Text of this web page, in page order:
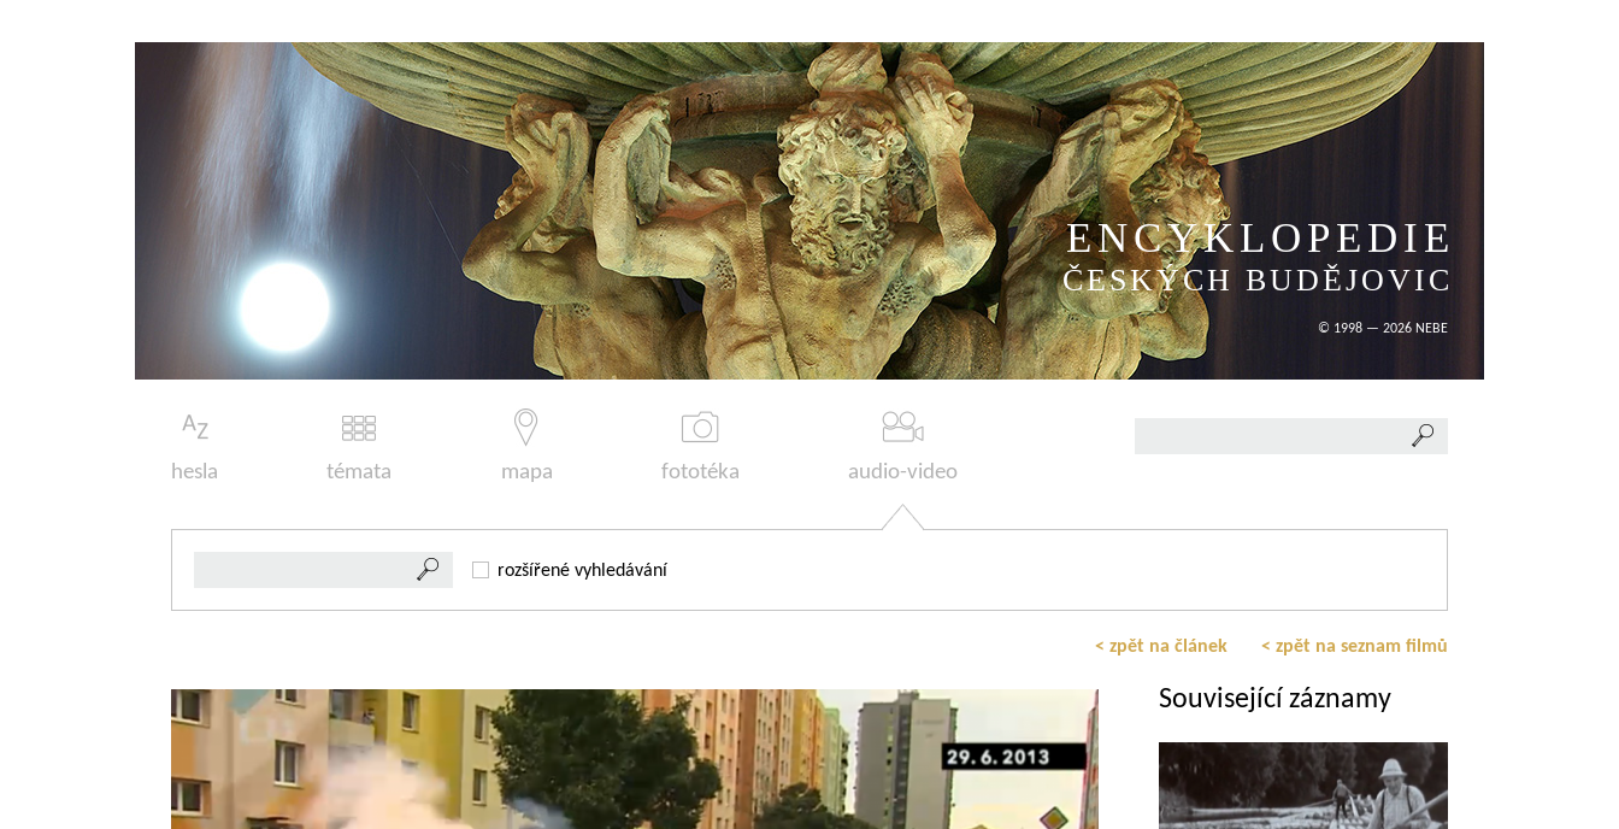
ENCYKLOPEDIE
ČESKÝCH BUDĚJOVIC
© 1998 — 2026 NEBE
hesla témata mapa fototéka audio-video
rozšířené vyhledávání
< zpět na článek < zpět na seznam filmů
Související záznamy